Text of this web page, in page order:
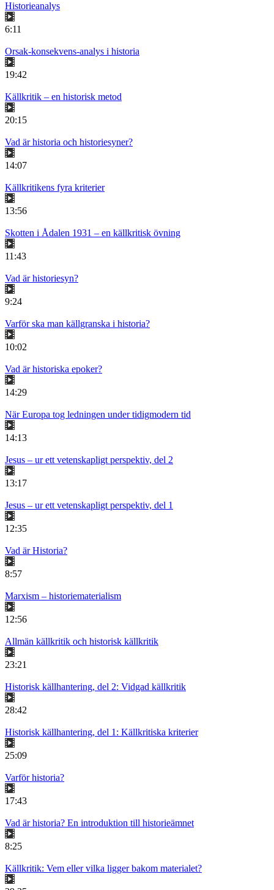
Historieanalys
6:11
Orsak-konsekvens-analys i historia
19:42
Källkritik – en historisk metod
20:15
Vad är historia och historiesyner?
14:07
Källkritikens fyra kriterier
13:56
Skotten i Ådalen 1931 – en källkritisk övning
11:43
Vad är historiesyn?
9:24
Varför ska man källgranska i historia?
10:02
Vad är historiska epoker?
14:29
När Europa tog ledningen under tidigmodern tid
14:13
Jesus – ur ett vetenskapligt perspektiv, del 2
13:17
Jesus – ur ett vetenskapligt perspektiv, del 1
12:35
Vad är Historia?
8:57
Marxism – historiematerialism
12:56
Allmän källkritik och historisk källkritik
23:21
Historisk källhantering, del 2: Vidgad källkritik
28:42
Historisk källhantering, del 1: Källkritiska kriterier
25:09
Varför historia?
17:43
Vad är historia? En introduktion till historieämnet
8:25
Källkritik: Vem eller vilka ligger bakom materialet?